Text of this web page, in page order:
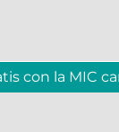
con la MIC